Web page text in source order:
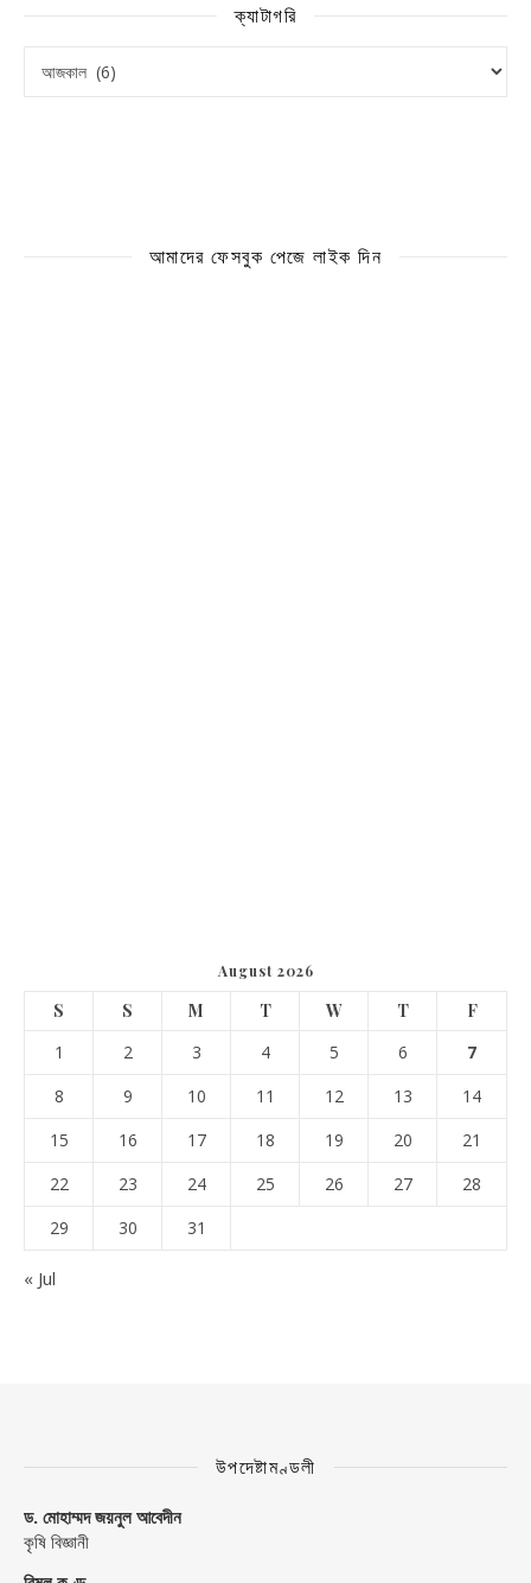
ক্যাটাগরি
আমাদের ফেসবুক পেজে লাইক দিন
August 2026
S S M T W T
F
1
2 3 4 5 6
7
8
9 10 11 12 13
14
15
16 17 18 19 20
21
22
23 24 25 26 27
28
29
30 31
« Jul
উপদেষ্টামণ্ডলী
ড. মোহাম্মদ জয়নুল আবেদীন
কৃষি বিজ্ঞানী